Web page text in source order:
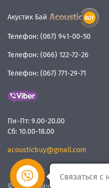
Акустик Бай
Телефон: (067) 941-00-50
Телефон: (066) 122-72-26
Телефон: (067) 771-29-71
Пн-Пт: 9.00-20.00
Сб: 10.00-18.00
acousticbuy@gmail.com
© Мы качественный звук
Связаться с